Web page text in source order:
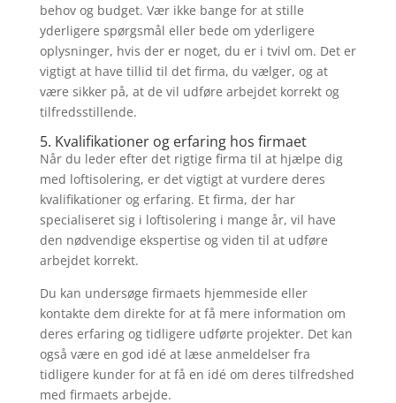
behov og budget. Vær ikke bange for at stille
yderligere spørgsmål eller bede om yderligere
oplysninger, hvis der er noget, du er i tvivl om. Det er
vigtigt at have tillid til det firma, du vælger, og at
være sikker på, at de vil udføre arbejdet korrekt og
tilfredsstillende.
5. Kvalifikationer og erfaring hos firmaet
Når du leder efter det rigtige firma til at hjælpe dig
med loftisolering, er det vigtigt at vurdere deres
kvalifikationer og erfaring. Et firma, der har
specialiseret sig i loftisolering i mange år, vil have
den nødvendige ekspertise og viden til at udføre
arbejdet korrekt.
Du kan undersøge firmaets hjemmeside eller
kontakte dem direkte for at få mere information om
deres erfaring og tidligere udførte projekter. Det kan
også være en god idé at læse anmeldelser fra
tidligere kunder for at få en idé om deres tilfredshed
med firmaets arbejde.